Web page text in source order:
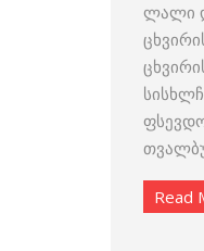
ლალი
Read